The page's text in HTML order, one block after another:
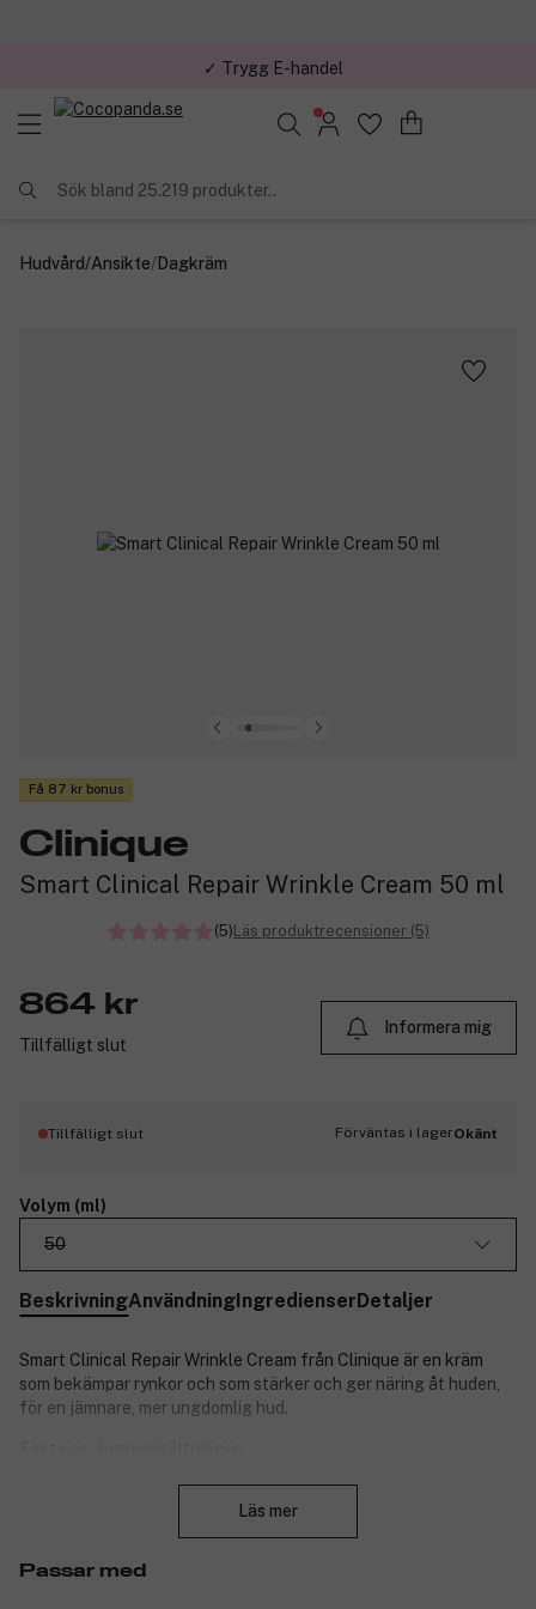
✓ Trygg E-handel
Sök bland 25.219 produkter..
Hudvård/Ansikte/Dagkräm
Få 87 kr bonus
Clinique
Smart Clinical Repair Wrinkle Cream 50 ml
(5)Läs produktrecensioner (5)
864 kr
Tillfälligt slut
Informera mig
Tillfälligt slut Förväntas i lagerOkänt
Volym (ml)
50
BeskrivningAnvändningIngredienserDetaljer
Smart Clinical Repair Wrinkle Cream från Clinique är en kräm
som bekämpar rynkor och som stärker och ger näring åt huden,
för en jämnare, mer ungdomlig hud.
Kliniskt dokumenterad.
Testad av hudläkare.
Oparfymerad.
Läs mer
Passar med